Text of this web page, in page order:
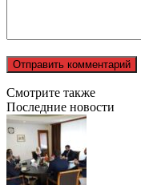
Смотрите также
Последние новости